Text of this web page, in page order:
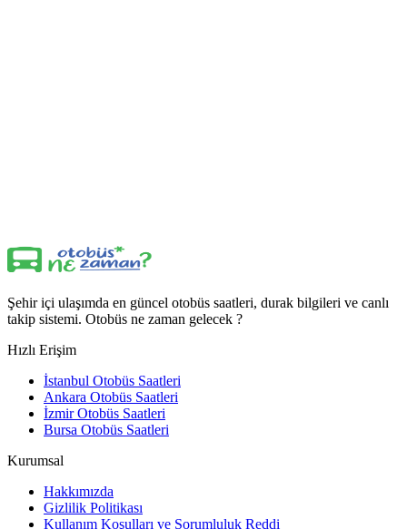
Şehir içi ulaşımda en güncel otobüs saatleri, durak bilgileri ve canlı
takip sistemi. Otobüs ne zaman gelecek ?
Hızlı Erişim
İstanbul Otobüs Saatleri
Ankara Otobüs Saatleri
İzmir Otobüs Saatleri
Bursa Otobüs Saatleri
Kurumsal
Hakkımızda
Gizlilik Politikası
Kullanım Koşulları ve Sorumluluk Reddi